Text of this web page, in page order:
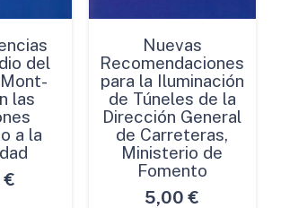
del
las
a la
€
Nuevas
Recomendaciones
para la Iluminación
de Túneles de la
Dirección General
de Carreteras,
Ministerio de
Fomento
5,00 €